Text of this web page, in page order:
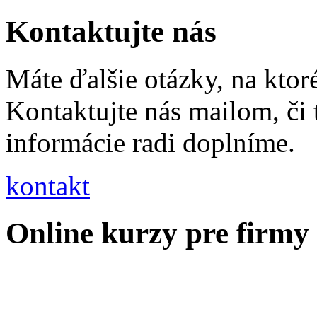
Kontaktujte nás
Máte ďalšie otázky, na
Kontaktujte nás mailom, či
informácie radi doplníme.
kontakt
Online kurzy pre